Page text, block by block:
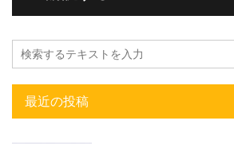
最近の投稿